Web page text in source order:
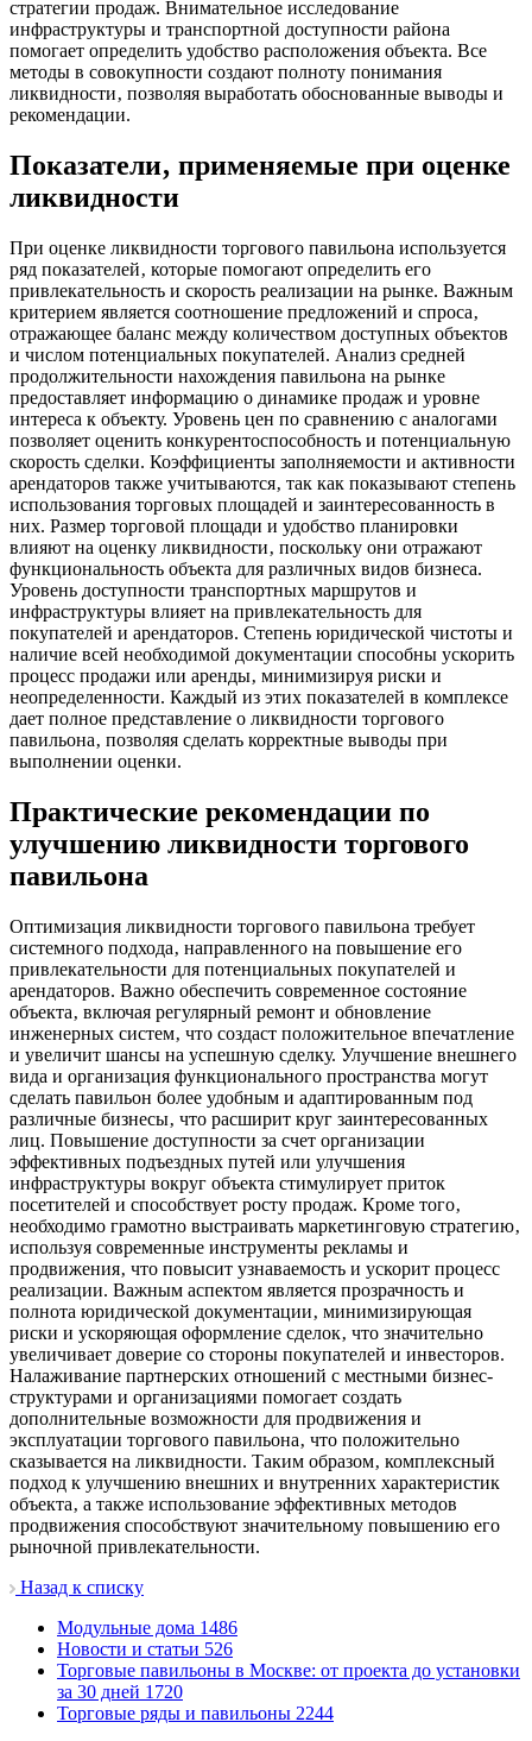
стратегии продаж. Внимательное исследование
инфраструктуры и транспортной доступности района
помогает определить удобство расположения объекта. Все
методы в совокупности создают полноту понимания
ликвидности‚ позволяя выработать обоснованные выводы и
рекомендации.
Показатели‚ применяемые при оценке
ликвидности
При оценке ликвидности торгового павильона используется
ряд показателей‚ которые помогают определить его
привлекательность и скорость реализации на рынке. Важным
критерием является соотношение предложений и спроса‚
отражающее баланс между количеством доступных объектов
и числом потенциальных покупателей. Анализ средней
продолжительности нахождения павильона на рынке
предоставляет информацию о динамике продаж и уровне
интереса к объекту. Уровень цен по сравнению с аналогами
позволяет оценить конкурентоспособность и потенциальную
скорость сделки. Коэффициенты заполняемости и активности
арендаторов также учитываются‚ так как показывают степень
использования торговых площадей и заинтересованность в
них. Размер торговой площади и удобство планировки
влияют на оценку ликвидности‚ поскольку они отражают
функциональность объекта для различных видов бизнеса.
Уровень доступности транспортных маршрутов и
инфраструктуры влияет на привлекательность для
покупателей и арендаторов. Степень юридической чистоты и
наличие всей необходимой документации способны ускорить
процесс продажи или аренды‚ минимизируя риски и
неопределенности. Каждый из этих показателей в комплексе
дает полное представление о ликвидности торгового
павильона‚ позволяя сделать корректные выводы при
выполнении оценки.
Практические рекомендации по
улучшению ликвидности торгового
павильона
Оптимизация ликвидности торгового павильона требует
системного подхода‚ направленного на повышение его
привлекательности для потенциальных покупателей и
арендаторов. Важно обеспечить современное состояние
объекта‚ включая регулярный ремонт и обновление
инженерных систем‚ что создаст положительное впечатление
и увеличит шансы на успешную сделку. Улучшение внешнего
вида и организация функционального пространства могут
сделать павильон более удобным и адаптированным под
различные бизнесы‚ что расширит круг заинтересованных
лиц. Повышение доступности за счет организации
эффективных подъездных путей или улучшения
инфраструктуры вокруг объекта стимулирует приток
посетителей и способствует росту продаж. Кроме того‚
необходимо грамотно выстраивать маркетинговую стратегию‚
используя современные инструменты рекламы и
продвижения‚ что повысит узнаваемость и ускорит процесс
реализации. Важным аспектом является прозрачность и
полнота юридической документации‚ минимизирующая
риски и ускоряющая оформление сделок‚ что значительно
увеличивает доверие со стороны покупателей и инвесторов.
Налаживание партнерских отношений с местными бизнес-
структурами и организациями помогает создать
дополнительные возможности для продвижения и
эксплуатации торгового павильона‚ что положительно
сказывается на ликвидности. Таким образом‚ комплексный
подход к улучшению внешних и внутренних характеристик
объекта‚ а также использование эффективных методов
продвижения способствуют значительному повышению его
рыночной привлекательности.
Назад к списку
Модульные дома 1486
Новости и статьи 526
Торговые павильоны в Москве: от проекта до установки
за 30 дней 1720
Торговые ряды и павильоны 2244